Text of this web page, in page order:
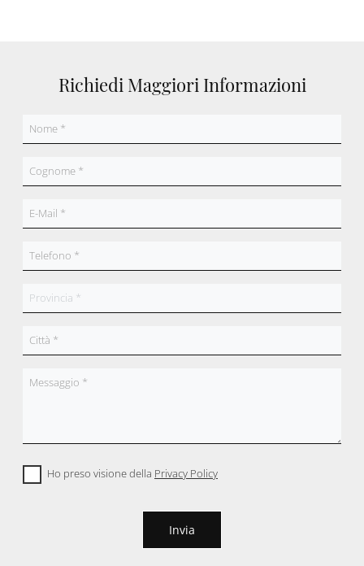
Richiedi Maggiori Informazioni
Ho preso visione della Privacy Policy
Invia